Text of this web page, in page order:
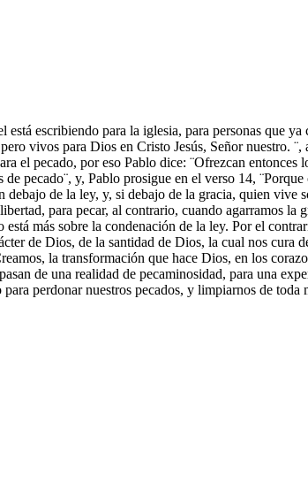
escribiendo para la iglesia, para personas que
vivos para Dios en Cristo Jesús, Señor nuestro.
el pecado, por eso Pablo dice: ¨Ofrezcan
pecado¨, y, Pablo prosigue en el verso 14,
debajo de la ley, y, si debajo de la gracia, quien
para pecar, al contrario, cuando agarramos la
más sobre la condenación de la ley. Por el
de Dios, de la santidad de Dios, la cual nos cura
la transformación que hace Dios, en los
de una realidad de pecaminosidad, para una
perdonar nuestros pecados, y limpiarnos de